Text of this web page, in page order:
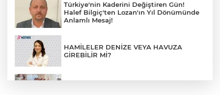
Türkiye'nin Kaderini Değiştiren Gün!
Halef Bilgiç'ten Lozan'ın Yıl Dönümünde
Anlamlı Mesaj!
HAMİLELER DENİZE VEYA HAVUZA
GİREBİLİR Mİ?